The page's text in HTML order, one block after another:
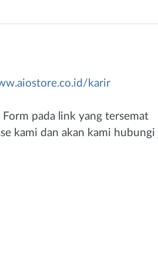
karir
pada link yang tersemat
kami dan akan kami hubungi